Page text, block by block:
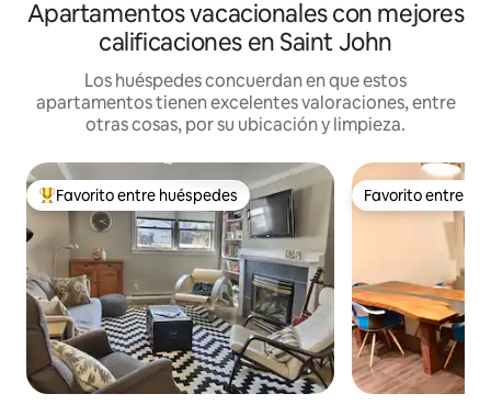
Apartamentos vacacionales con mejores
calificaciones en Saint John
Los huéspedes concuerdan en que estos
apartamentos tienen excelentes valoraciones, entre
otras cosas, por su ubicación y limpieza.
Favorito entre huéspedes preferido
Favorito entre huéspedes Favorito entre
Favorito entre